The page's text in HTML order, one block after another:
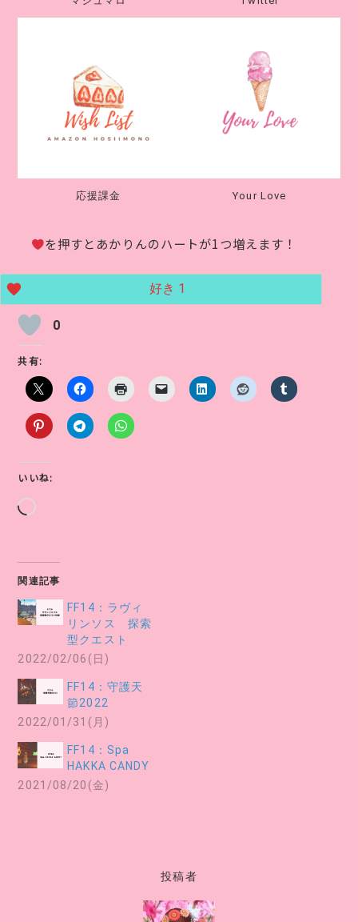
応援課金 Your Love
を押すとあかりんのハートが1つ増えます！
好き 1
0
共有:
いいね:
読
関連記事
FF14：ラヴィ
リンソス 探索
型クエスト
2022/02/06(日)
FF14：守護天
節2022
2022/01/31(月)
FF14：Spa
HAKKA CANDY
2021/08/20(金)
投稿者